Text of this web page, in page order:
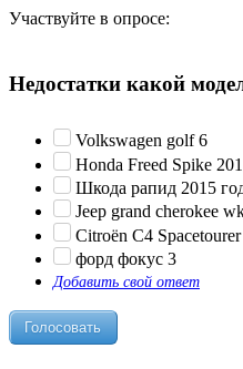
Участвуйте в опросе:
Недостатки какой
Volkswagen golf 6
Honda Freed Spike
Шкода рапид 2015
Jeep grand cherokee
Citroën C4
форд фокус 3
Добавить свой ответ